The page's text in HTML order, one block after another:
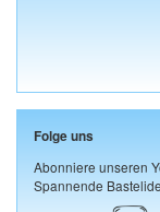
Folge uns
Abonniere unseren
Spannende